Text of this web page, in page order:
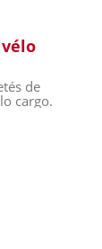
de
cargo.